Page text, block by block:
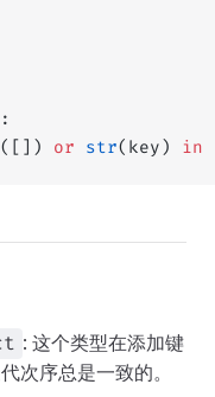
or str(key) in
: 这个类型在添加键
次序总是一致的。